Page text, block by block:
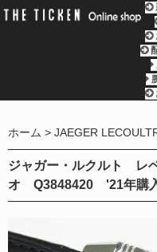
ホーム JAEGER
ジャガー・ルクルト レ
オ Q3848420 '21年購